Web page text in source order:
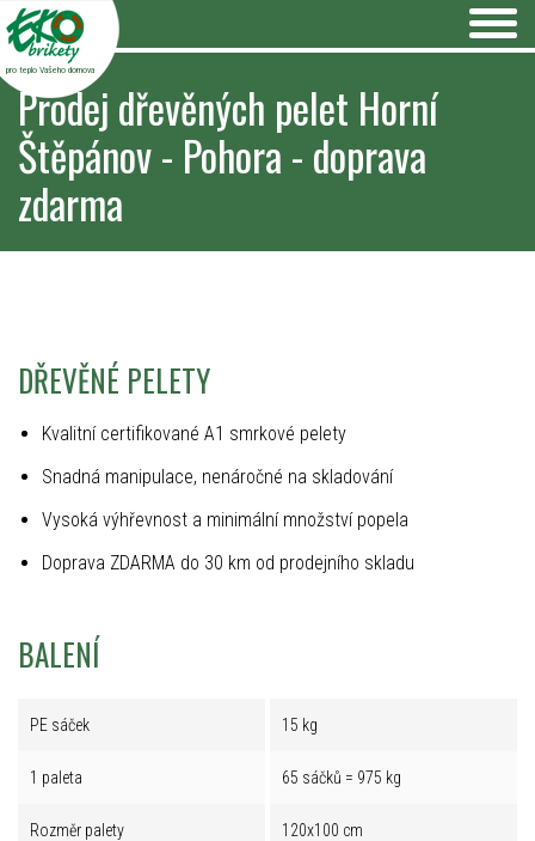
pro teplo Vašeho domova
Prodej dřevěných pelet Horní
Štěpánov - Pohora - doprava
zdarma
DŘEVĚNÉ PELETY
Kvalitní certifikované A1 smrkové pelety
Snadná manipulace, nenáročné na skladování
Vysoká výhřevnost a minimální množství popela
Doprava ZDARMA do 30 km od prodejního skladu
BALENÍ
PE sáček 15 kg
1 paleta 65 sáčků = 975 kg
Rozměr palety 120x100 cm